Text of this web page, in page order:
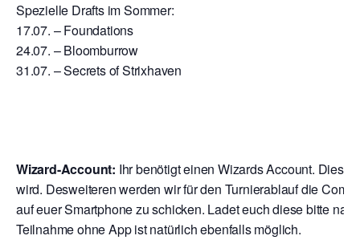
Spezielle Drafts im Sommer:
17.07. – Foundations
24.07. – Bloomburrow
31.07. – Secrets of Strixhaven
Wizard-Account: Ihr benötigt einen Wizards Account. Dies
wird. Desweiteren werden wir für den Turnierablauf die
auf euer Smartphone zu schicken. Ladet euch diese bitte
Teilnahme ohne App ist natürlich ebenfalls möglich.